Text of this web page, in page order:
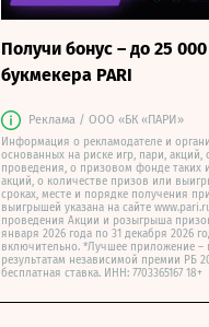
Получи бонус – до 25
букмекера PARI
Реклама / ООО «БК «ПАРИ»
Информация о рекламодателе и
основанных на риске игр, пари, акций,
проведения, о призовом фонде таких
акций, о количестве призов или
сроках, месте и порядке получения
выигрышей указана на сайте
проведения Акции и розыгрыша
января 2026 года по 31 декабря 2026
включительно. *Лучшее приложение –
результатам независимой премии РБ
бесплатная ставка. ИНН: 7703365167 18+